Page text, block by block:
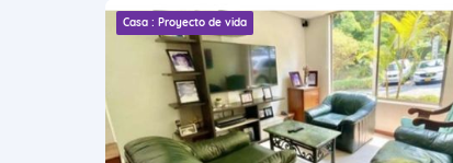
Casa : Proyecto de vida